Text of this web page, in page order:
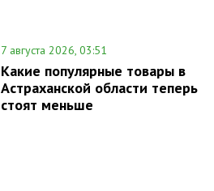
7 августа 2026, 03:51
Какие популярные товары в
Астраханской области теперь
стоят меньше